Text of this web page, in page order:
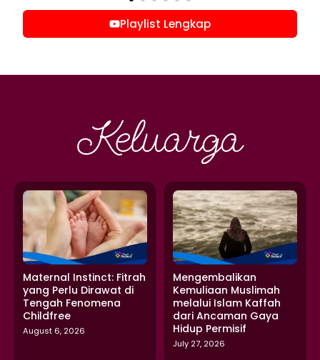
Playlist Lengkap
Keluarga
Maternal Instinct: Fitrah
yang Perlu Dirawat di
Tengah Fenomena
Childfree
August 6, 2026
Mengembalikan
Kemuliaan Muslimah
melalui Islam Kaffah
dari Ancaman Gaya
Hidup Permisif
July 27, 2026